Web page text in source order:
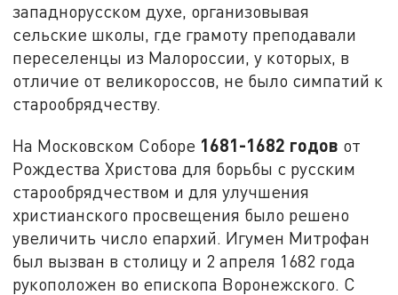
западнорусском духе, организовывая
сельские школы, где грамоту преподавали
переселенцы из Малороссии, у которых, в
отличие от великороссов, не было симпатий к
старообрядчеству.
На Московском Соборе 1681-1682 годов от
Рождества Христова для борьбы с русским
старообрядчеством и для улучшения
христианского просвещения было решено
увеличить число епархий. Игумен Митрофан
был вызван в столицу и 2 апреля 1682 года
рукоположен во епископа Воронежского. С